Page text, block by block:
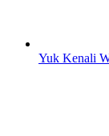
Yuk Kenali